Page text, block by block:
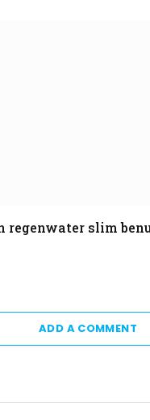
regenwater slim
ADD A COMMENT